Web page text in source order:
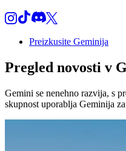
Preizkusite Geminija
Pregled novosti v
Gemini se nenehno razvija, s
skupnost uporablja Geminija